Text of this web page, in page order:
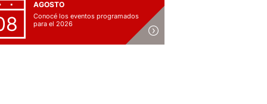
AGOSTO
Conocé los eventos programados
para el 2026